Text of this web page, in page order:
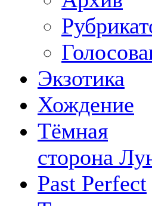
Экзотика
Хождение
Тёмная
сторона
Past Perfect